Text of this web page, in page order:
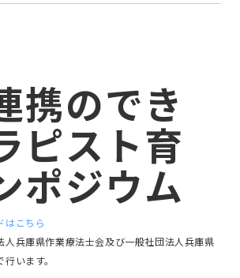
携のでき
ピスト育
ポジウム
はこちら
人兵庫県作業療法士会及び一般社団法人兵庫県
います。